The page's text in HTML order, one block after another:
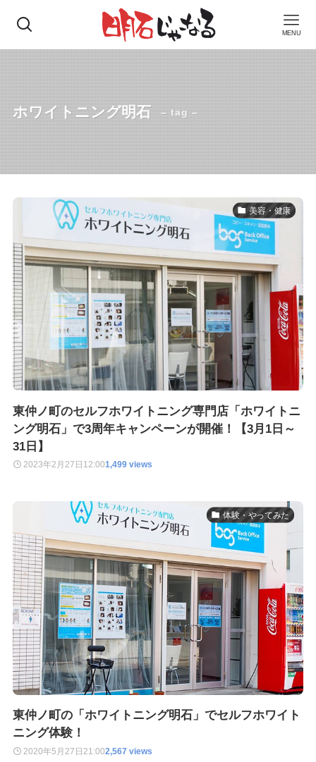
MENU
ホワイトニング明石 – tag –
美容・健康
東仲ノ町のセルフホワイトニング専門店「ホワイトニ
ング明石」で3周年キャンペーンが開催！【3月1日～
31日】
2023年2月27日 12:001,499 views
体験・やってみた
東仲ノ町の「ホワイトニング明石」でセルフホワイト
ニング体験！
2020年5月27日 21:002,567 views